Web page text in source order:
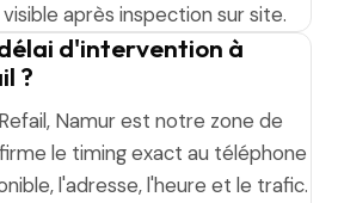
après inspection sur site.
d'intervention à
?
Namur est notre zone de
le timing exact au téléphone
l'adresse, l'heure et le trafic.